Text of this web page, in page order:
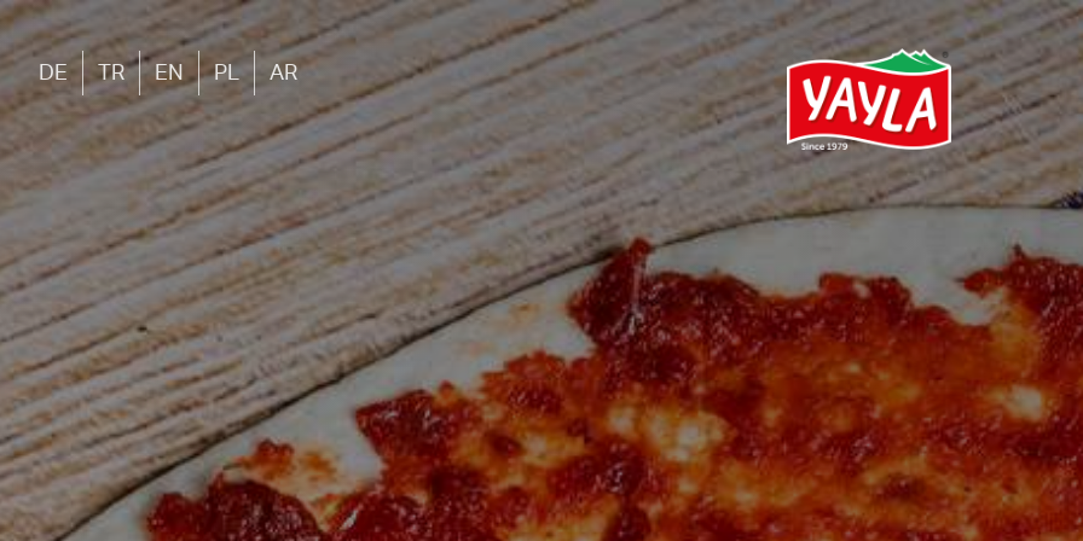
DE TR EN PL AR